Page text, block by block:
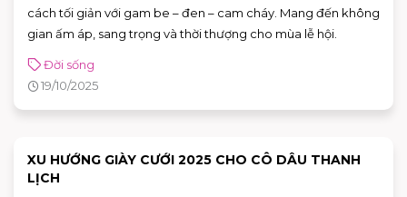
cách tối giản với gam be – đen – cam cháy. Mang đến không
gian ấm áp, sang trọng và thời thượng cho mùa lễ hội.
Đời sống
19/10/2025
XU HƯỚNG GIÀY CƯỚI 2025 CHO CÔ DÂU THANH
LỊCH